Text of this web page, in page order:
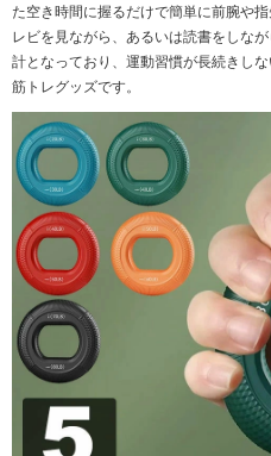
た空き時間に握るだけで簡単に前腕や
レビを見ながら、あるいは読書をしな
計となっており、運動習慣が長続きし
筋トレグッズです。